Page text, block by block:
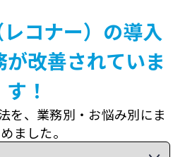
コナー）の導入
改善されていま
す！
、 業務別・お悩み別にま
ました。